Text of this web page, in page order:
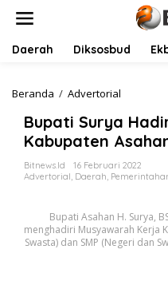
Daerah Diksosbud
Beranda / Advertorial
p
a
t
i
S
y
a
H
Bupati Surya
Kabupaten
Bitnews.id
16 Februari 2022
Advertorial, Daerah,
Bupati Asahan H. Surya,
menghadiri Musyawarah Kerja
Swasta) dan SMP (Negeri dan